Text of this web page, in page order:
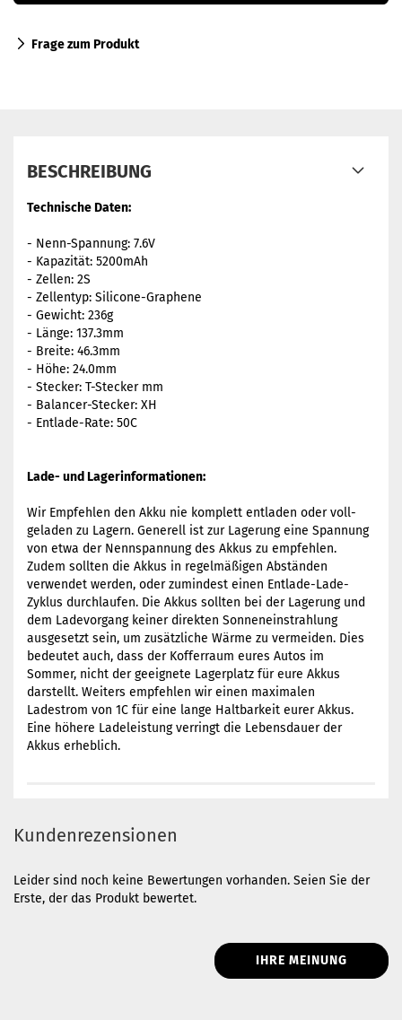
Frage zum Produkt
BESCHREIBUNG
Technische Daten:
- Nenn-Spannung: 7.6V
- Kapazität: 5200mAh
- Zellen: 2S
- Zellentyp: Silicone-Graphene
- Gewicht: 236g
- Länge: 137.3mm
- Breite: 46.3mm
- Höhe: 24.0mm
- Stecker: T-Stecker mm
- Balancer-Stecker: XH
- Entlade-Rate: 50C
Lade- und Lagerinformationen:
Wir Empfehlen den Akku nie komplett entladen oder voll-
geladen zu Lagern. Generell ist zur Lagerung eine Spannung
von etwa der Nennspannung des Akkus zu empfehlen.
Zudem sollten die Akkus in regelmäßigen Abständen
verwendet werden, oder zumindest einen Entlade-Lade-
Zyklus durchlaufen. Die Akkus sollten bei der Lagerung und
dem Ladevorgang keiner direkten Sonneneinstrahlung
ausgesetzt sein, um zusätzliche Wärme zu vermeiden. Dies
bedeutet auch, dass der Kofferraum eures Autos im
Sommer, nicht der geeignete Lagerplatz für eure Akkus
darstellt. Weiters empfehlen wir einen maximalen
Ladestrom von 1C für eine lange Haltbarkeit eurer Akkus.
Eine höhere Ladeleistung verringt die Lebensdauer der
Akkus erheblich.
Kundenrezensionen
Leider sind noch keine Bewertungen vorhanden. Seien Sie der
Erste, der das Produkt bewertet.
IHRE MEINUNG